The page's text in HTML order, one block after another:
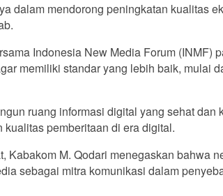
dalam mendorong peningkatan kualitas
Indonesia New Media Forum (INMF)
memiliki standar yang lebih baik, mulai
ruang informasi digital yang sehat
pemberitaan di era digital.
M. Qodari menegaskan bahwa
sebagai mitra komunikasi dalam